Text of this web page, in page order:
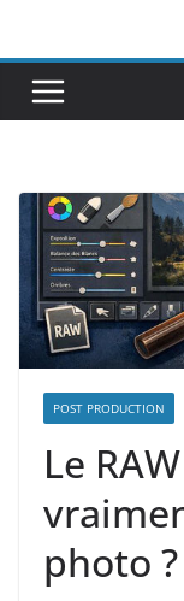
contenu
POST PRODUCTION
Le
photo ?